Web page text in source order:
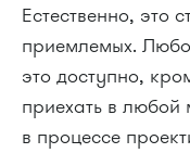
Естественно, это
приемлемых.
это доступно,
приехать в любой
в процессе